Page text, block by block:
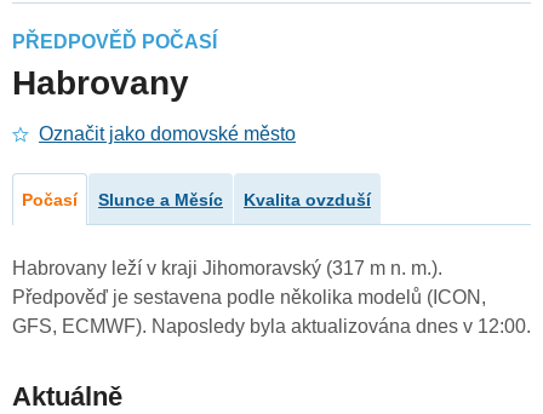
PŘEDPOVĚĎ POČASÍ
Habrovany
Označit jako domovské město
Počasí Slunce a Měsíc Kvalita ovzduší
Habrovany leží v kraji Jihomoravský (317 m n. m.).
Předpověď je sestavena podle několika modelů (ICON,
GFS, ECMWF). Naposledy byla aktualizována dnes v 12:00.
Aktuálně